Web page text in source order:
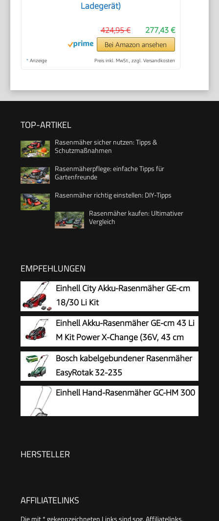
Ladegerät)
277,43 €
424,95 €
Bei Amazon ansehen
* Anzeige Preis inkl. MwSt., zzgl. Versandkosten
TOP-ARTIKEL
Rasenmäher sicher nutzen: Tipps &
Schutzmaßnahmen
Rasenmäherpflege: einfache Tipps für
Gartenfreunde
Rasenmäher richtig einstellen: DIY-Tipps
Rasenmäher kaufen: Ultimativer
Vergleich
EMPFEHLUNGEN
Einhell City Akku-Rasenmäher GE-cm
18/30 Li Kit
Einhell Akku-Rasenmäher GE-cm 43 Li
M Kit Power X-Change (36V, 43 cm
Schnittbreite, bis 600 m², Brushless,
Mulch-Kit, 63L Fangkorb, 25-75 mm
Schnitthöhe, inkl. 2X 4,0Ah + 2X Ladegerät)
Bosch kabelgebundener Rasenmäher
EasyRotak 32-235
Einhell Hand-Rasenmäher GC-HM 300
HERSTELLER
AFFILIATELINKS